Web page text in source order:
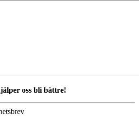
oss bli bättre!